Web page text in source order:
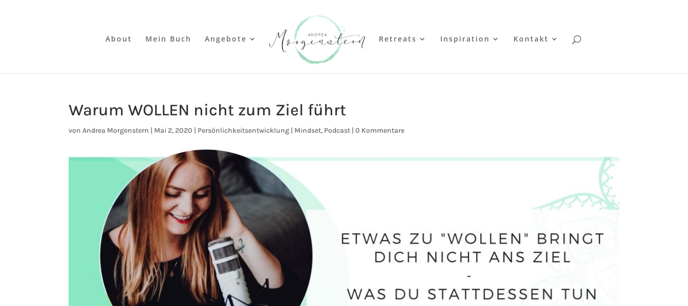
About Mein Buch Angebote Retreats Inspiration Kontakt
Warum WOLLEN nicht zum Ziel führt
vonAndrea Morgenstern | Mai 2, 2020 | Persönlichkeitsentwicklung | Mindset, Podcast |0 Kommentare